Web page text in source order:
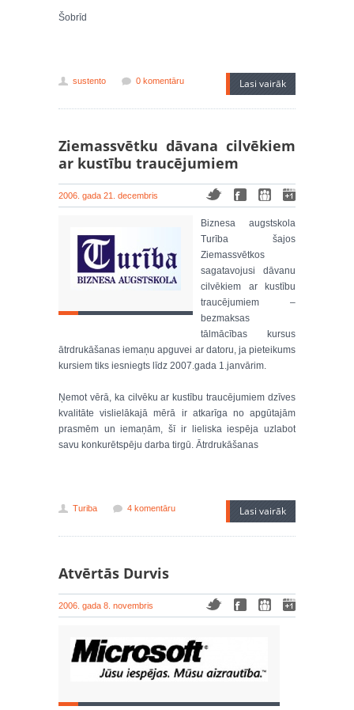
Šobrīd
sustento 0 komentāru Lasi vairāk
Ziemassvētku dāvana cilvēkiem
ar kustību traucējumiem
2006. gada 21. decembris
Biznesa augstskola
Turība šajos
Ziemassvētkos
sagatavojusi dāvanu
cilvēkiem ar kustību
traucējumiem –
bezmaksas
tālmācības kursus
ātrdrukāšanas iemaņu apguvei ar datoru, ja pieteikums
kursiem tiks iesniegts līdz 2007.gada 1.janvārim.
Ņemot vērā, ka cilvēku ar kustību traucējumiem dzīves
kvalitāte vislielākajā mērā ir atkarīga no apgūtajām
prasmēm un iemaņām, šī ir lieliska iespēja uzlabot
savu konkurētspēju darba tirgū. Ātrdrukāšanas
Turiba 4 komentāru Lasi vairāk
Atvērtās Durvis
2006. gada 8. novembris